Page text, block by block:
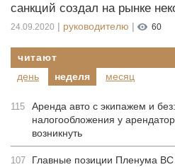
санкций создал на рынке
24.09.2020 | руководителю | 60
читают
день
неделя месяц
115
Аренда авто с экипажем и
налогообложения у
возникнуть
107
Главные позиции Пленума